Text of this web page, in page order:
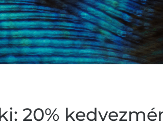
20%